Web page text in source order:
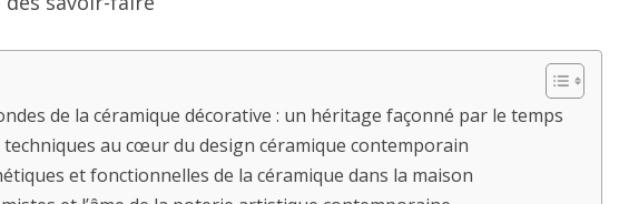
de la céramique décorative : un héritage façonné par le temps
au cœur du design céramique contemporain
et fonctionnelles de la céramique dans la maison